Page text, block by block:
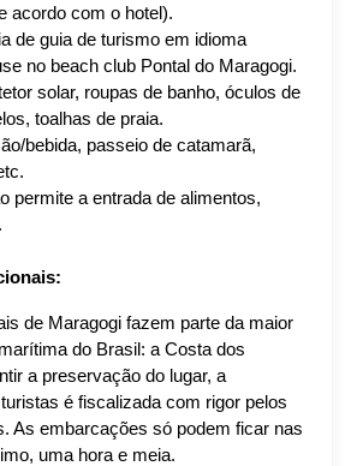
acordo com o hotel).
de guia de turismo em idioma
no beach club Pontal do Maragogi.
solar, roupas de banho, óculos de
toalhas de praia.
bebida, passeio de catamarã,
permite a entrada de alimentos,
de Maragogi fazem parte da maior
do Brasil: a Costa dos
a preservação do lugar, a
é fiscalizada com rigor pelos
As embarcações só podem ficar nas
uma hora e meia.